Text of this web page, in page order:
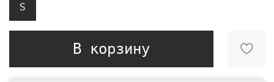
В корзину
S